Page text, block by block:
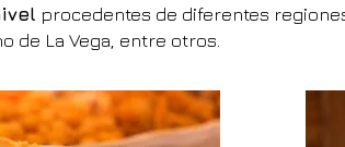
procedentes de diferentes
de La Vega, entre otros.